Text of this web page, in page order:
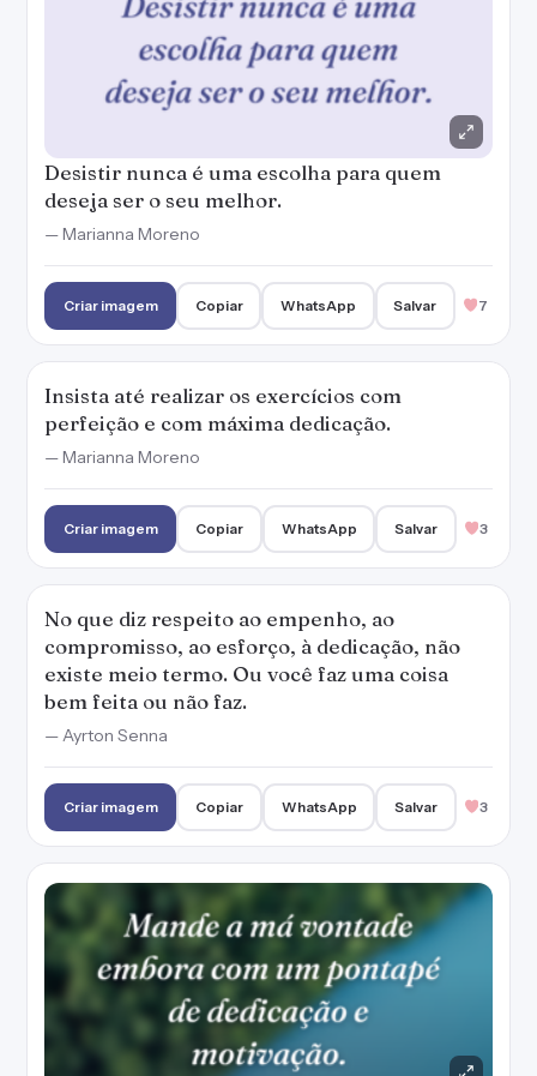
Desistir nunca é uma escolha para quem
deseja ser o seu melhor.
— Marianna Moreno
Criar imagem Copiar WhatsApp Salvar 7
Insista até realizar os exercícios com
perfeição e com máxima dedicação.
— Marianna Moreno
Criar imagem Copiar WhatsApp Salvar 3
No que diz respeito ao empenho, ao
compromisso, ao esforço, à dedicação, não
existe meio termo. Ou você faz uma coisa
bem feita ou não faz.
— Ayrton Senna
Criar imagem Copiar WhatsApp Salvar 3